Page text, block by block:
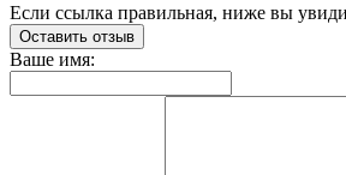
Если ссылка правильная, ниже вы
Оставить отзыв
Ваше имя: